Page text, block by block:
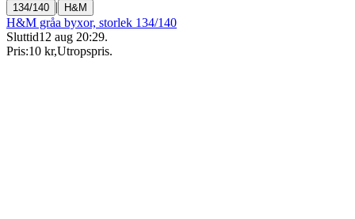
134/140 | H&M
H&M gråa byxor, storlek 134/140
Sluttid12 aug 20:29.
Pris:10 kr,Utropspris.